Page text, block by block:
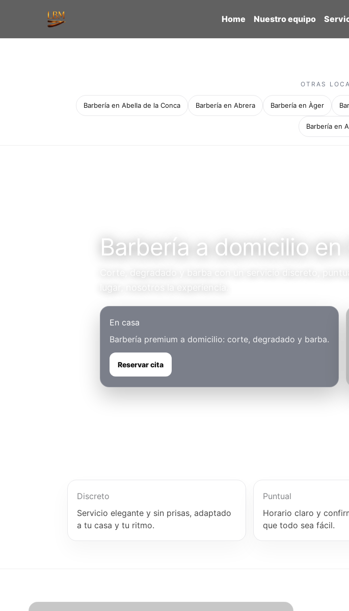
Home Nuestro equipo
OTRAS
Barbería en Abella de la Conca Barbería en Abrera Barbería en Àger
Barbería en
Barbería a domicilio
Corte, degradado y barba con un servicio discreto,
En casa
Barbería premium a domicilio: corte, degradado y barba.
Reservar cita
Discreto
Servicio elegante y sin prisas, adaptado
a tu casa y tu ritmo.
Puntual
Horario claro y
que todo sea fácil.